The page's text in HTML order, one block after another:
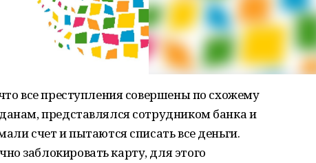
все преступления совершены по схожему
представлялся сотрудником банка и
счет и пытаются списать все деньги.
заблокировать карту, для этого